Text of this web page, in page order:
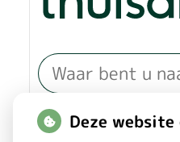
of zoek op
Deze